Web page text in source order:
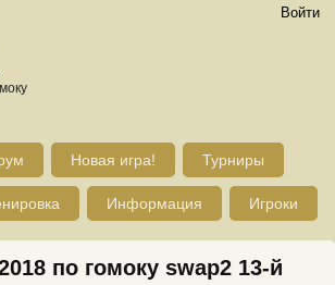
Войти
Новая игра! Турниры
Информация Игроки
по гомоку swap2 13-й